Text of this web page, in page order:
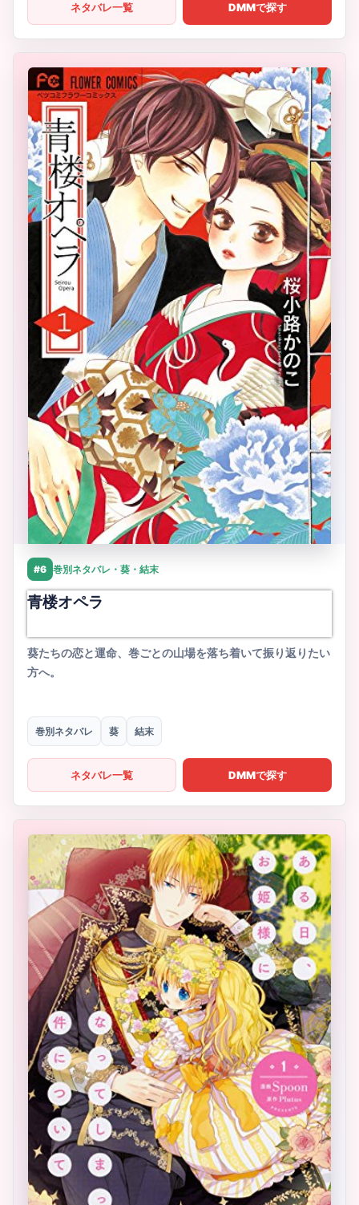
ネタバレ一覧 DMMで探す
#6 巻別ネタバレ・葵・結末
青楼オペラ
葵たちの恋と運命、巻ごとの山場を落ち着いて振り返りたい
方へ。
巻別ネタバレ 葵 結末
ネタバレ一覧 DMMで探す